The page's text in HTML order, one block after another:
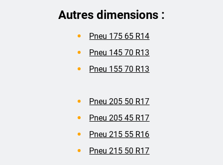
Autres dimensions :
Pneu 175 65 R14
Pneu 145 70 R13
Pneu 155 70 R13
Pneu 205 50 R17
Pneu 205 45 R17
Pneu 215 55 R16
Pneu 215 50 R17